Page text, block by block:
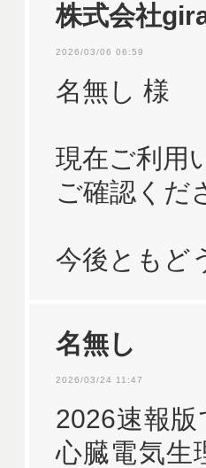
株式会社
2026/03/06 06:59
名無し 様
現在ご利用
ご確認くだ
今後ともど
名無し
2026/03/24 11:47
2026速報
心臓電気生